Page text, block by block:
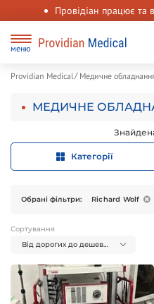
Провідіан працює та
меню
Providian Medical Медичне
МЕДИЧНЕ
Категорії
Обрані фільтри: Richard Wolf
Сортування
Від дорогих до дешевих